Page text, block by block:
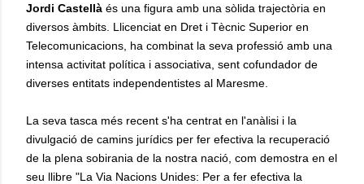
Jordi Castellà és una figura amb una sòlida trajectòria en
diversos àmbits. Llicenciat en Dret i Tècnic Superior en
Telecomunicacions, ha combinat la seva professió amb una
intensa activitat política i associativa, sent cofundador de
diverses entitats independentistes al Maresme.
La seva tasca més recent s'ha centrat en l'anàlisi i la
divulgació de camins jurídics per fer efectiva la recuperació
de la plena sobirania de la nostra nació, com demostra en el
seu llibre "La Via Nacions Unides: Per a fer efectiva la